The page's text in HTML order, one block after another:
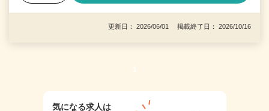
更新日： 2026/06/01 掲載終了日： 2026/10/16
1
気になる求人は